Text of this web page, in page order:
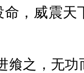
命，威震天
飨之，无